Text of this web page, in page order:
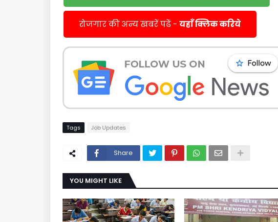
रोजगार की अन्य खबरें पढें - यहाँ क्लिक करिये
Tags Job Updates
Share
YOU MIGHT LIKE